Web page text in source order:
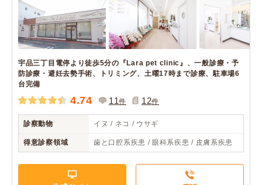
宇品三丁目電停より徒歩5分の『Lara pet clinic』、一般診療・予
防診療・避妊去勢手術、トリミング、土曜17時まで診療、駐車場6
台完備
4.74 11件 12件
診察動物 イヌ / ネコ / ウサギ
得意診察領域 歯と口腔系疾患 / 眼科系疾患 / 皮膚系疾患